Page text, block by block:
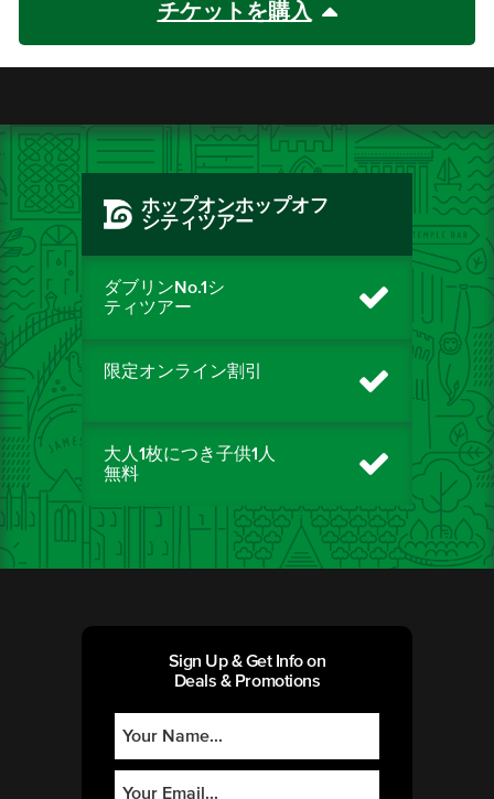
チケットを購入
ホップオンホップオフ
シティツアー
ダブリンNo.1シ
ティツアー
限定オンライン割引
大人1枚につき子供1人
無料
Sign Up & Get Info on
Deals & Promotions